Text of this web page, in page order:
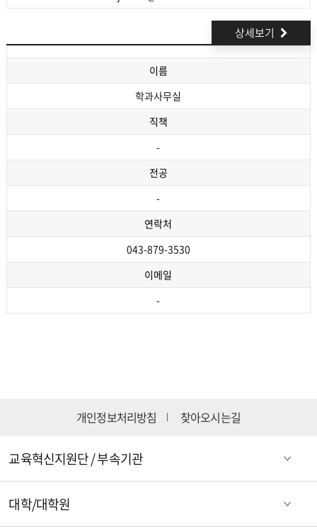
이름
학과사무실
직책
-
전공
-
연락처
043-879-3530
이메일
-
상세보기
개인정보처리방침 찾아오시는길
교육혁신지원단 / 부속기관
대학/대학원